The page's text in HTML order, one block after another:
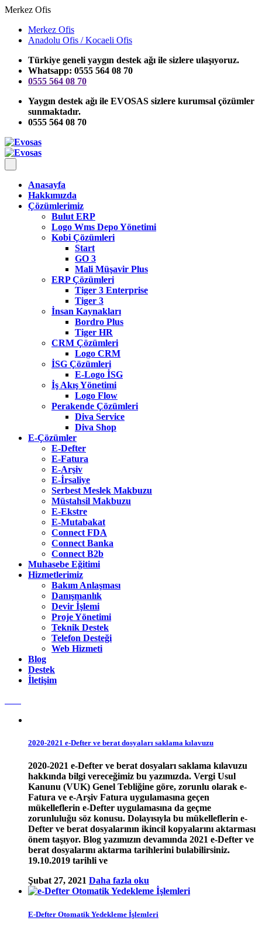
Merkez Ofis
Merkez Ofis
Anadolu Ofis / Kocaeli Ofis
Türkiye geneli yaygın destek ağı ile sizlere ulaşıyoruz.
Whatsapp: 0555 564 08 70
0555 564 08 70
Yaygın destek ağı ile EVOSAS sizlere kurumsal çözümler
sunmaktadır.
0555 564 08 70
Anasayfa
Hakkımızda
Çözümlerimiz
Bulut ERP
Logo Wms Depo Yönetimi
Kobi Çözümleri
Start
GO 3
Mali Müşavir Plus
ERP Çözümleri
Tiger 3 Enterprise
Tiger 3
İnsan Kaynakları
Bordro Plus
Tiger HR
CRM Çözümleri
Logo CRM
İSG Çözümleri
E-Logo İSG
İş Akış Yönetimi
Logo Flow
Perakende Çözümleri
Diva Service
Diva Shop
E-Çözümler
E-Defter
E-Fatura
E-Arşiv
E-İrsaliye
Serbest Meslek Makbuzu
Müstahsil Makbuzu
E-Ekstre
E-Mutabakat
Connect FDA
Connect Banka
Connect B2b
Muhasebe Eğitimi
Hizmetlerimiz
Bakım Anlaşması
Danışmanlık
Devir İşlemi
Proje Yönetimi
Teknik Destek
Telefon Desteği
Web Hizmeti
Blog
Destek
İletişim
2020-2021 e-Defter ve berat dosyaları saklama kılavuzu
2020-2021 e-Defter ve berat dosyaları saklama kılavuzu
hakkında bilgi vereceğimiz bu yazımızda. Vergi Usul
Kanunu (VUK) Genel Tebliğine göre, zorunlu olarak e-
Fatura ve e-Arşiv Fatura uygulamasına geçen
mükelleflerin e-Defter uygulamasına da geçme
zorunluluğu söz konusu. Dolayısıyla bu mükelleflerin e-
Defter ve berat dosyalarının ikincil kopyalarını aktarması
önem taşıyor. Blog yazımızın devamında 2021 e-Defter ve
berat dosyalarını aktarma tarihlerini bulabilirsiniz.
19.10.2019 tarihli ve
Şubat 27, 2021 Daha fazla oku
E-Defter Otomatik Yedekleme İşlemleri